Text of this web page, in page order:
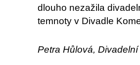
dlouho nezažila
temnoty v Divadle
Petra Hůlová,